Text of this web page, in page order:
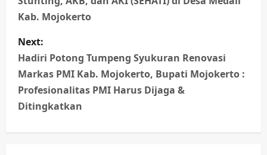
t
n
a
v
Kab. Mojokerto
Next:
Hadiri Potong Tumpeng Syukuran Renovasi
Markas PMI Kab. Mojokerto, Bupati Mojokerto :
Profesionalitas PMI Harus Dijaga &
Ditingkatkan